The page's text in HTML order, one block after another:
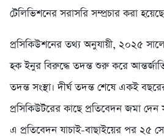
টেলিভিশনের সরাসরি সম্প্রচার করা
প্রসিকিউশনের তথ্য অনুযায়ী, ২০২৫
হক ইনুর বিরুদ্ধে তদন্ত শুরু করে
তদন্ত সংস্থা। দীর্ঘ তদন্ত শেষে একই
প্রসিকিউটরের কাছে প্রতিবেদন জমা দেন
এ প্রতিবেদন যাচাই-বাছাইয়ের পর ২৫